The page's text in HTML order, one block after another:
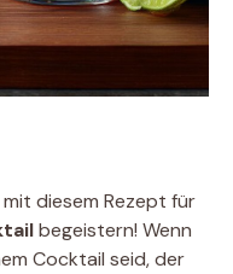
diesem Rezept für
begeistern! Wenn
Cocktail seid, der